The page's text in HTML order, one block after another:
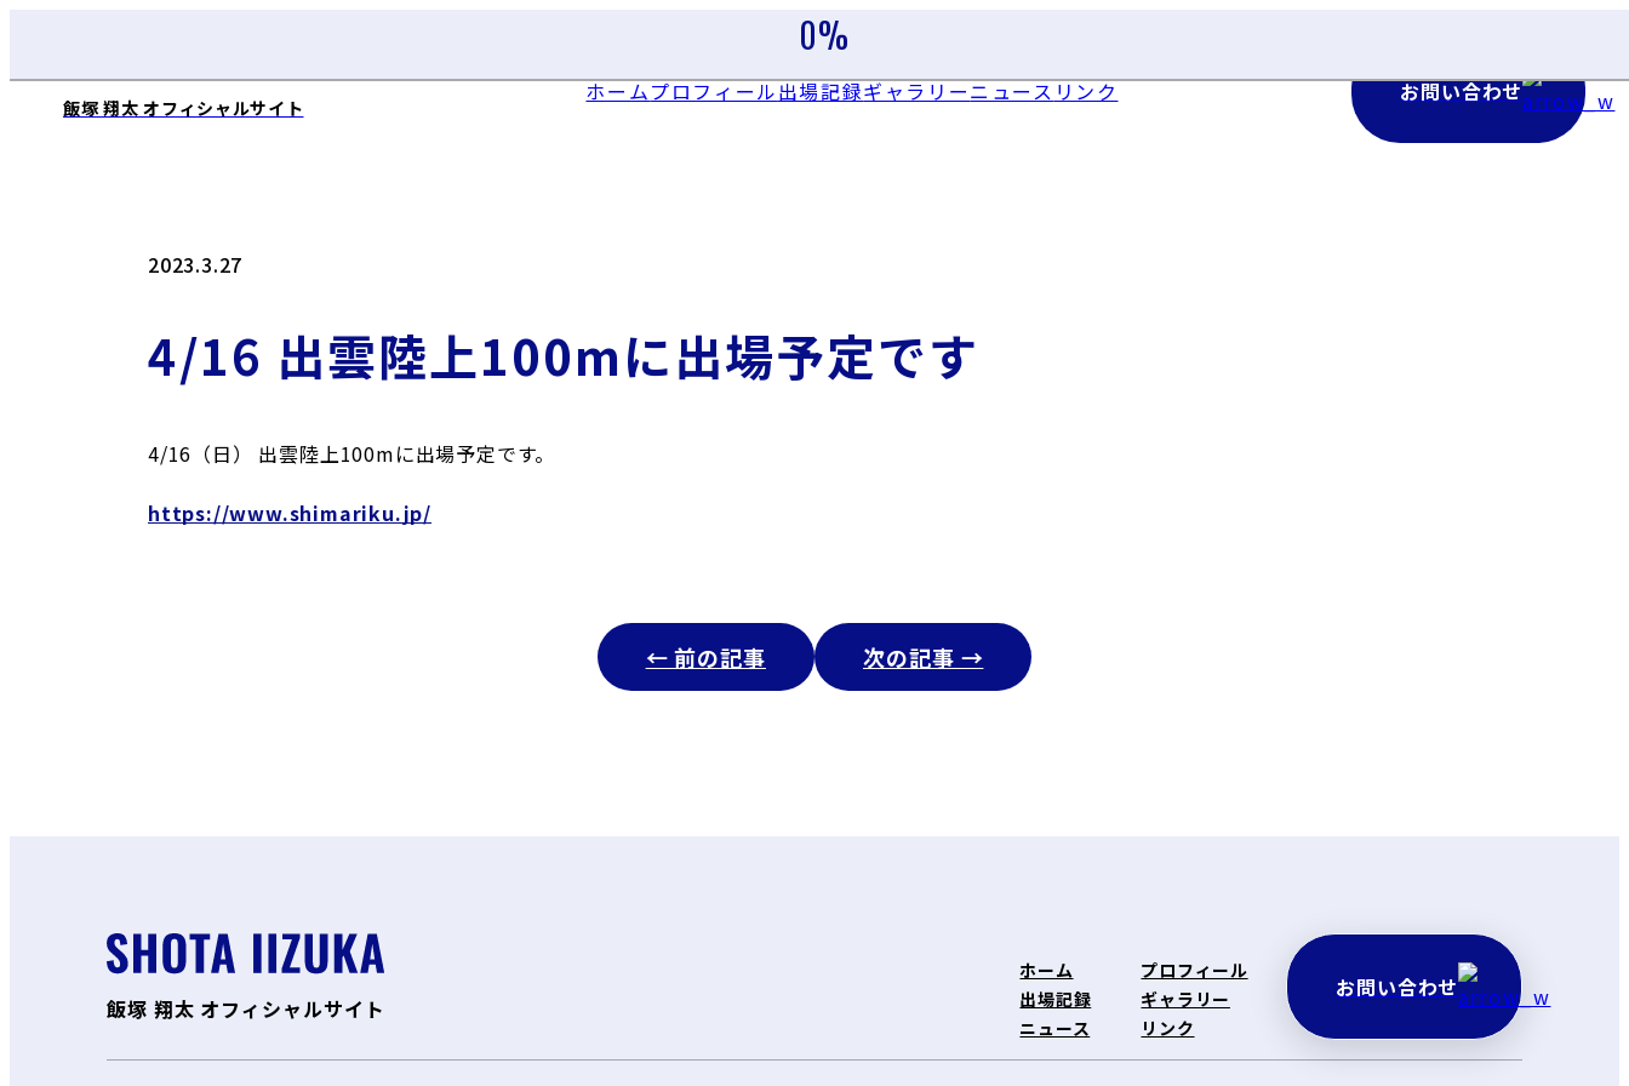
0%
飯塚 翔太 オフィシャルサイト
ホームプロフィール出場記録ギャラリーニュースリンク お問い合わせ
2023.3.27
4/16 出雲陸上100mに出場予定です
4/16（日） 出雲陸上100mに出場予定です。
https://www.shimariku.jp/
← 前の記事 次の記事 →
飯塚 翔太 オフィシャルサイト
ホーム
プロフィール
出場記録
ギャラリー
ニュース
リンク
お問い合わせ